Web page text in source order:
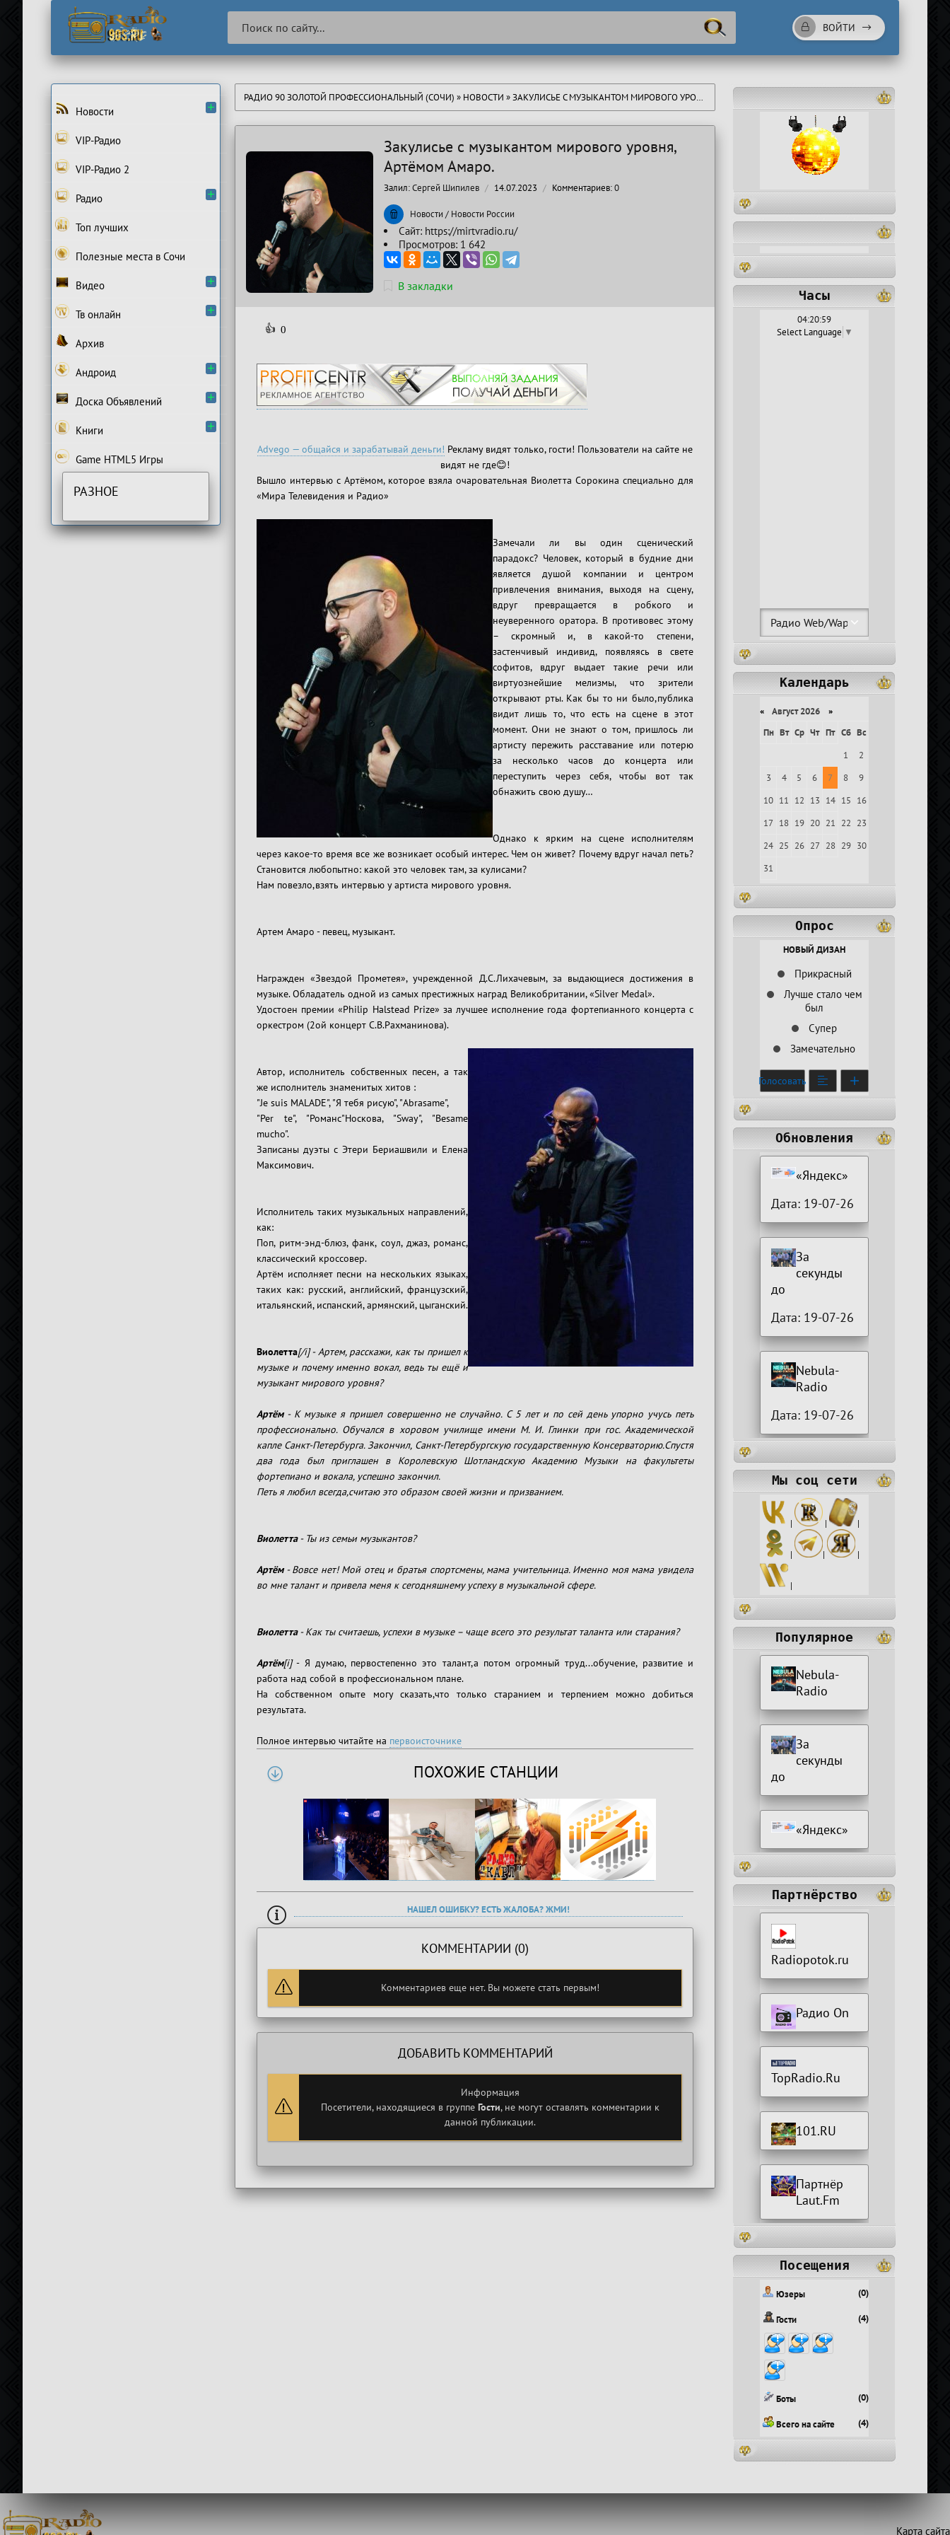
ВОЙТИ
РАДИО 90 ЗОЛОТОЙ ПРОФЕССИОНАЛЬНЫЙ (СОЧИ) » НОВОСТИ » ЗАКУЛИСЬЕ С МУЗЫКАНТОМ МИРОВОГО УРОВНЯ, АРТЁМОМ АМАРО.
Закулисье с музыкантом мирового уровня,
Артёмом Амаро.
👍 0
Залил:Сергей Шипилев 14.07.2023 Комментариев:0
Новости / Новости России
Сайт: https://mirtvradio.ru/
Просмотров: 1 642
В закладки
Advego — общайся и зарабатывай деньги! Рекламу видят только, гости! Пользователи на сайте не
видят не где😊!
Вышло интервью с Артёмом, которое взяла очаровательная Виолетта Сорокина специально для
«Мира Телевидения и Радио»
Замечали ли вы один сценический
парадокс? Человек, который в будние дни
является душой компании и центром
привлечения внимания, выходя на сцену,
вдруг превращается в робкого и
неуверенного оратора. В противовес этому
– скромный и, в какой-то степени,
застенчивый индивид, появляясь в свете
софитов, вдруг выдает такие речи или
виртуознейшие мелизмы, что зрители
открывают рты. Как бы то ни было,публика
видит лишь то, что есть на сцене в этот
момент. Они не знают о том, пришлось ли
артисту пережить расставание или потерю
за несколько часов до концерта или
переступить через себя, чтобы вот так
обнажить свою душу…
Однако к ярким на сцене исполнителям
через какое-то время все же возникает особый интерес. Чем он живет? Почему вдруг начал петь?
Становится любопытно: какой это человек там, за кулисами?
Нам повезло,взять интервью у артиста мирового уровня.
Артем Амаро - певец, музыкант.
Награжден «Звездой Прометея», учрежденной Д.С.Лихачевым, за выдающиеся достижения в
музыке. Обладатель одной из самых престижных наград Великобритании, «Silver Medal».
Удостоен премии «Philip Halstead Prize» за лучшее исполнение года фортепианного концерта с
оркестром (2ой концерт С.В.Рахманинова).
Автор, исполнитель собственных песен, а так
же исполнитель знаменитых хитов :
"Je suis MALADE", "Я тебя рисую", "Abrasame",
"Per te", "Романс"Носкова, "Sway", "Besame
mucho".
Записаны дуэты с Этери Бериашвили и Елена
Максимович.
Исполнитель таких музыкальных направлений,
как:
Поп, ритм-энд-блюз, фанк, соул, джаз, романс,
классический кроссовер.
Артём исполняет песни на нескольких языках,
таких как: русский, английский, французский,
итальянский, испанский, армянский, цыганский.
Виолетта[/i] - Артем, расскажи, как ты пришел к
музыке и почему именно вокал, ведь ты ещё и
музыкант мирового уровня?
Артём- К музыке я пришел совершенно не случайно. С 5 лет и по сей день упорно учусь петь
профессионально. Обучался в хоровом училище имени М. И. Глинки при гос. Академической
капле Санкт-Петербурга. Закончил, Санкт-Петербургскую государственную Консерваторию.Спустя
два года был приглашен в Королевскую Шотландскую Академию Музыки на факультеты
фортепиано и вокала, успешно закончил.
Петь я любил всегда,считаю это образом своей жизни и призванием.
Виолетта- Ты из семьи музыкантов?
Артём- Вовсе нет! Мой отец и братья спортсмены, мама учительница. Именно моя мама увидела
во мне талант и привела меня к сегодняшнему успеху в музыкальной сфере.
Виолетта- Как ты считаешь, успехи в музыке – чаще всего это результат таланта или старания?
Артём[i]- Я думаю, первостепенно это талант,а потом огромный труд...обучение, развитие и
работа над собой в профессиональном плане.
На собственном опыте могу сказать,что только старанием и терпением можно добиться
результата.
Полное интервью читайте на первоисточнике
ПОХОЖИЕ СТАНЦИИ
НАШЕЛ ОШИБКУ? ЕСТЬ ЖАЛОБА? ЖМИ!
КОММЕНТАРИИ (0)
Комментариев еще нет. Вы можете стать первым!
ДОБАВИТЬ КОММЕНТАРИЙ
Информация
Посетители, находящиеся в группе Гости, не могут оставлять комментарии к
данной публикации.
Новости
VIP-Радио
VIP-Радио 2
Радио
Топ лучших
Полезные места в Сочи
Видео
Тв онлайн
Архив
Андроид
Доска Объявлений
Книги
Game HTML5 Игры
РАЗНОЕ
Часы
04:21:00
Select Language ▼
Календарь
« Август 2026 »
Пн Вт Ср Чт Пт Сб Вс
1
2
3
4 5 6 7 8
9
10 11 12 13 14 15 16
17 18 19 20 21 22 23
24 25 26 27 28 29 30
31
Опрос
НОВЫЙ ДИЗАН
Прикрасный
Лучше стало чем
был
Супер
Замечательно
Голосовать
Обновления
«Яндекс»
Дата: 19-07-26
За
секунды
до
Дата: 19-07-26
Nebula-
Radio
Дата: 19-07-26
Мы соц сети
| | |
| | |
|
Популярное
Nebula-
Radio
За
секунды
до
«Яндекс»
Партнёрство
Radiopotok.ru
Радио On
TopRadio.Ru
101.RU
Партнёр
Laut.Fm
Посещения
Юзеры (0)
Гости (4)
Боты (0)
Всего на сайте (4)
Карта сайта